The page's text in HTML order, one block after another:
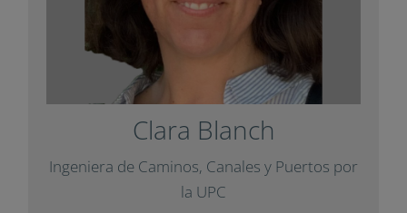
Clara Blanch
Ingeniera de Caminos, Canales y Puertos
por la UPC
Ha colaborado con
con un artículo
para la revista
Diàlegs